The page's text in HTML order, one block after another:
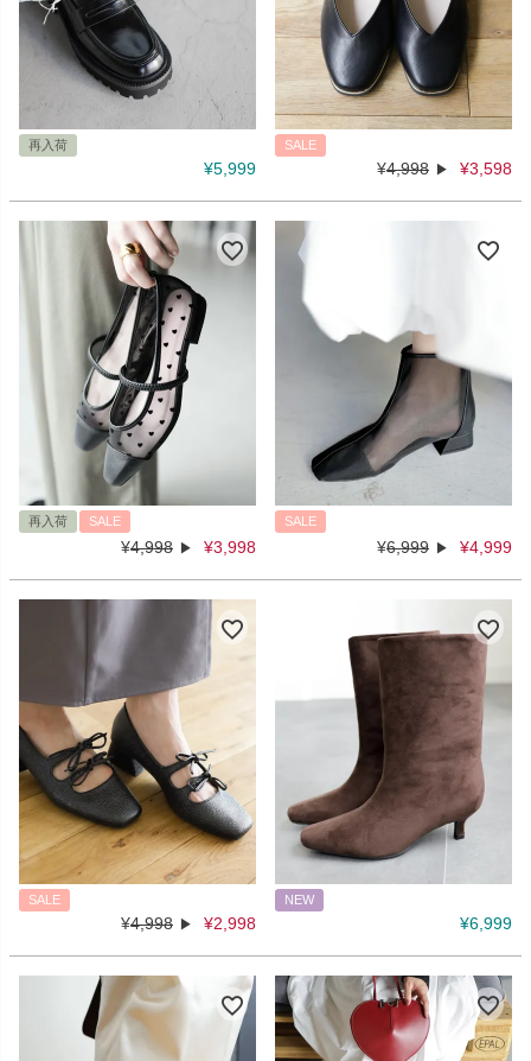
再入荷
¥5,999
SALE
¥4,998 ¥3,598
再入荷 SALE
¥4,998 ¥3,998
SALE
¥6,999 ¥4,999
SALE
¥4,998 ¥2,998
NEW
¥6,999